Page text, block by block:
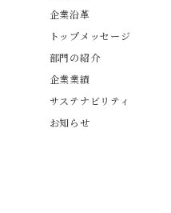
企業沿革
トップメッセージ
部門の紹介
企業業績
サステナビリティ
お知らせ